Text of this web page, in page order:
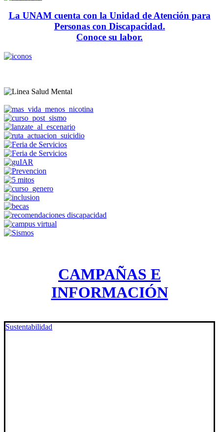
La UNAM cuenta con la Unidad de Atención para
Personas con Discapacidad.
Conoce su labor.
CAMPAÑAS E
INFORMACIÓN
Sustentabilidad